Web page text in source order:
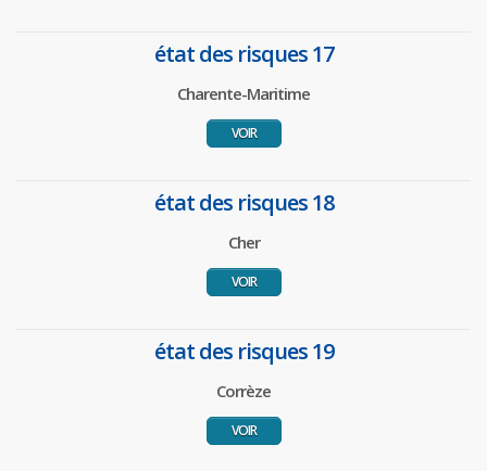
état des risques 17
Charente-Maritime
VOIR
état des risques 18
Cher
VOIR
état des risques 19
Corrèze
VOIR